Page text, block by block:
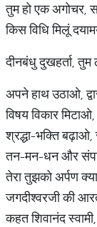
तुम हो एक अगोचर,
किस विधि मिलूं
दीनबंधु दुखहर्ता, तुम
अपने हाथ उठाओ,
विषय विकार मिटाओ,
श्रद्धा-भक्ति
तन-मन-धन और
तेरा तुझको अर्पण
जगदीश्वरजी की
कहत शिवानंद